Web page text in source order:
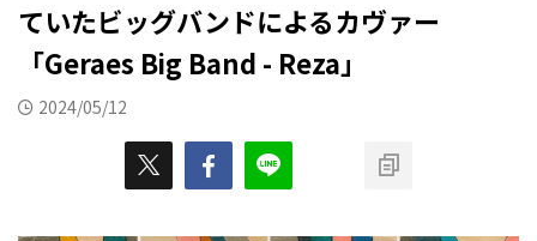
ていたビッグバンドによるカヴァー
「Geraes Big Band - Reza」
2024/05/12